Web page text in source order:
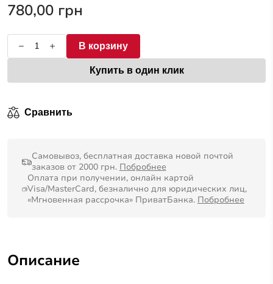
5
780,00 грн
В корзину
Купить в один клик
Сравнить
Самовывоз, бесплатная доставка новой почтой
заказов от 2000 грн. Побробнее
Оплата при получении, онлайн картой
Visa/MasterCard, безналично для юридических лиц,
«Мгновенная рассрочка» ПриватБанка. Побробнее
Описание